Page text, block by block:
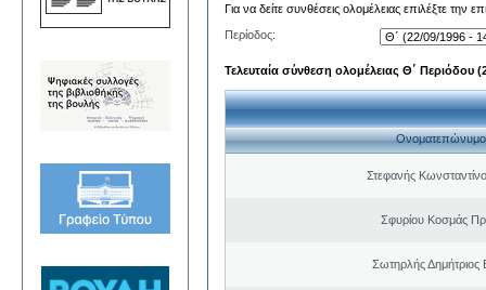
Για να δείτε συνθέσεις ολομέλειας επιλέξτε την
Περίοδος:
Τελευταία σύνθεση ολομέλειας Θ΄ Περιόδου
Ονοματεπώνυμο
Στεφανής
Σφυρίου Κοσμάς
Σωτηρλής Δημήτριος